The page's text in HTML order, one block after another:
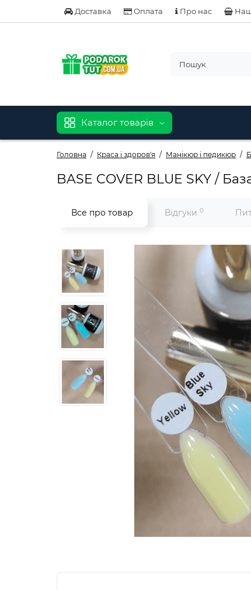
Доставка Оплата Про нас
Каталог товарів
Головна Краса і здоров'я Манікюр і педикюр
BASE COVER BLUE SKY /
Все про товар Відгуки 0